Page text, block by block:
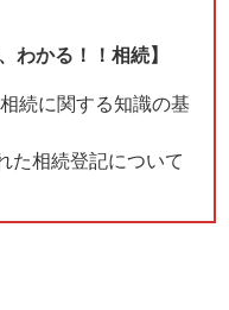
わかる！！相続】
続に関する知識の基
た相続登記について